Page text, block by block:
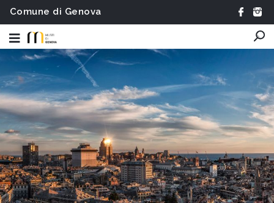
Comune di Genova